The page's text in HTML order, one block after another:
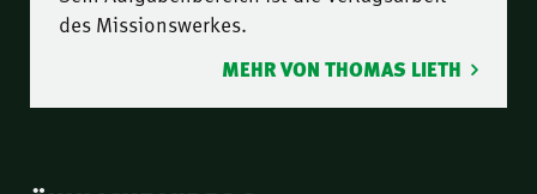
des Missionswerkes.
MEHR VON THOMAS LIETH